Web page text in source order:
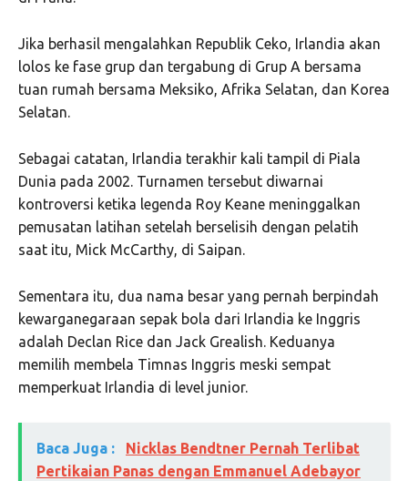
Jika berhasil mengalahkan Republik Ceko, Irlandia akan
lolos ke fase grup dan tergabung di Grup A bersama
tuan rumah bersama Meksiko, Afrika Selatan, dan Korea
Selatan.
Sebagai catatan, Irlandia terakhir kali tampil di Piala
Dunia pada 2002. Turnamen tersebut diwarnai
kontroversi ketika legenda Roy Keane meninggalkan
pemusatan latihan setelah berselisih dengan pelatih
saat itu, Mick McCarthy, di Saipan.
Sementara itu, dua nama besar yang pernah berpindah
kewarganegaraan sepak bola dari Irlandia ke Inggris
adalah Declan Rice dan Jack Grealish. Keduanya
memilih membela Timnas Inggris meski sempat
memperkuat Irlandia di level junior.
Baca Juga :
Nicklas Bendtner Pernah Terlibat
Pertikaian Panas dengan Emmanuel Adebayor